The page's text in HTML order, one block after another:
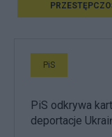
PiS
PiS odkrywa
deportacje